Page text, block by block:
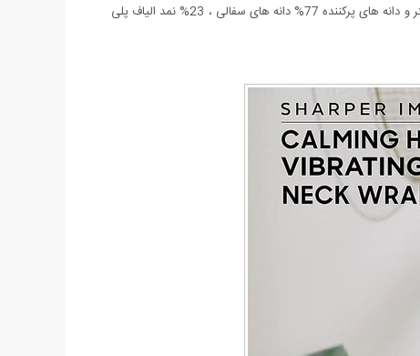
سنگ های معدنی همراه با تنظیم گرما و ارتعاشات ماساژ با کیفیت بالا از قابلیت های این ماساژور میباشد همچنین پوشش پارچه ای 100% پلی استر و دانه های پرکننده 77% دانه های سفالی ، ‌23% نمد الیاف پلی